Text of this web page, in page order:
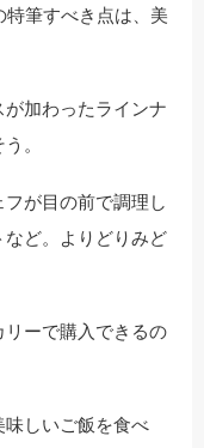
特筆すべき点は、美
加わったラインナ
。
が目の前で調理し
ど。よりどりみど
ーで購入できるの
しいご飯を食べ